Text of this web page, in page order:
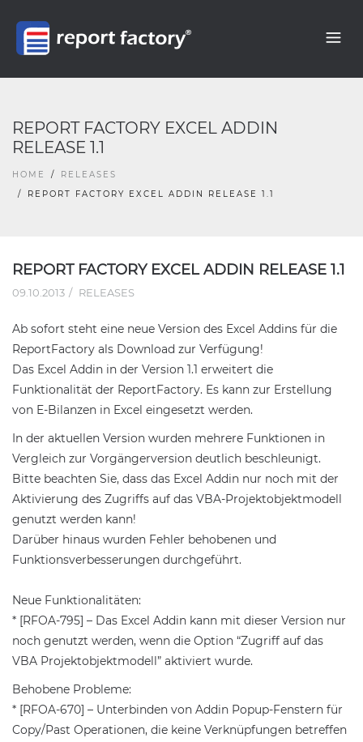
REPORT FACTORY EXCEL ADDIN
RELEASE 1.1
HOME
RELEASES
REPORT FACTORY EXCEL ADDIN RELEASE 1.1
REPORT FACTORY EXCEL ADDIN RELEASE 1.1
09.10.2013 RELEASES
Ab sofort steht eine neue Version des Excel Addins für die
ReportFactory als Download zur Verfügung!
Das Excel Addin in der Version 1.1 erweitert die
Funktionalität der ReportFactory. Es kann zur Erstellung
von E-Bilanzen in Excel eingesetzt werden.
In der aktuellen Version wurden mehrere Funktionen in
Vergleich zur Vorgängerversion deutlich beschleunigt.
Bitte beachten Sie, dass das Excel Addin nur noch mit der
Aktivierung des Zugriffs auf das VBA-Projektobjektmodell
genutzt werden kann!
Darüber hinaus wurden Fehler behobenen und
Funktionsverbesserungen durchgeführt.
Neue Funktionalitäten:
* [RFOA-795] – Das Excel Addin kann mit dieser Version nur
noch genutzt werden, wenn die Option “Zugriff auf das
VBA Projektobjektmodell” aktiviert wurde.
Behobene Probleme:
* [RFOA-670] – Unterbinden von Addin Popup-Fenstern für
Copy/Past Operationen, die keine Verknüpfungen betreffen